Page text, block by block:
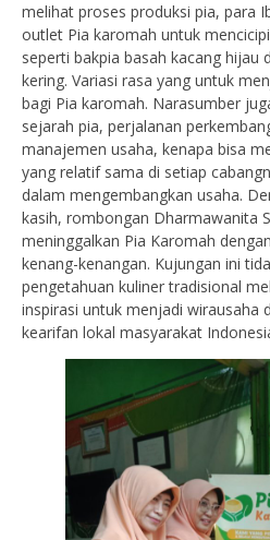
melihat proses produksi pia, para
outlet Pia karomah untuk
seperti bakpia basah kacang hijau
kering. Variasi rasa yang untuk
bagi Pia karomah. Narasumber
sejarah pia, perjalanan
manajemen usaha, kenapa bisa
yang relatif sama di setiap
dalam mengembangkan usaha.
kasih, rombongan Dharmawanita
meninggalkan Pia Karomah
kenang-kenangan. Kujungan ini
pengetahuan kuliner tradisional
inspirasi untuk menjadi wirausaha
kearifan lokal masyarakat